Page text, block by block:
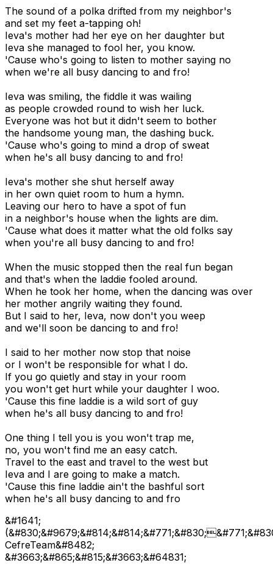
The sound of a polka drifted from my neighbor's
and set my feet a-tapping oh!
Ieva's mother had her eye on her daughter but
Ieva she managed to fool her, you know.
'Cause who's going to listen to mother saying no
when we're all busy dancing to and fro!
Ieva was smiling, the fiddle it was wailing
as people crowded round to wish her luck.
Everyone was hot but it didn't seem to bother
the handsome young man, the dashing buck.
'Cause who's going to mind a drop of sweat
when he's all busy dancing to and fro!
Ieva's mother she shut herself away
in her own quiet room to hum a hymn.
Leaving our hero to have a spot of fun
in a neighbor's house when the lights are dim.
'Cause what does it matter what the old folks say
when you're all busy dancing to and fro!
When the music stopped then the real fun began
and that's when the laddie fooled around.
When he took her home, when the dancing was over
her mother angrily waiting they found.
But I said to her, Ieva, now don't you weep
and we'll soon be dancing to and fro!
I said to her mother now stop that noise
or I won't be responsible for what I do.
If you go quietly and stay in your room
you won't get hurt while your daughter I woo.
'Cause this fine laddie is a wild sort of guy
when he's all busy dancing to and fro!
One thing I tell you is you won't trap me,
no, you won't find me an easy catch.
Travel to the east and travel to the west but
Ieva and I are going to make a match.
'Cause this fine laddie ain't the bashful sort
when he's all busy dancing to and fro
&#1641;
CefreTeam&#8482;
&#3663;&#865;&#815;&#3663;&#64831;